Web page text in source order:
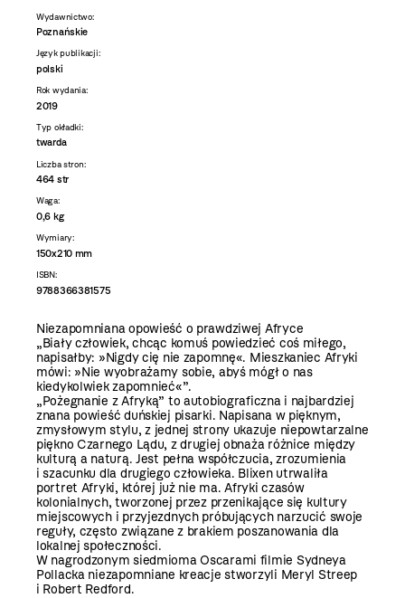
Wydawnictwo:
Poznańskie
Język publikacji:
polski
Rok wydania:
2019
Typ okładki:
twarda
Liczba stron:
464 str
Waga:
0,6 kg
Wymiary:
150x210 mm
ISBN:
9788366381575
Niezapomniana opowieść o prawdziwej Afryce
„Biały człowiek, chcąc komuś powiedzieć coś miłego,
napisałby: »Nigdy cię nie zapomnę«. Mieszkaniec Afryki
mówi: »Nie wyobrażamy sobie, abyś mógł o nas
kiedykolwiek zapomnieć«”.
„Pożegnanie z Afryką” to autobiograficzna i najbardziej
znana powieść duńskiej pisarki. Napisana w pięknym,
zmysłowym stylu, z jednej strony ukazuje niepowtarzalne
piękno Czarnego Lądu, z drugiej obnaża różnice między
kulturą a naturą. Jest pełna współczucia, zrozumienia
i szacunku dla drugiego człowieka. Blixen utrwaliła
portret Afryki, której już nie ma. Afryki czasów
kolonialnych, tworzonej przez przenikające się kultury
miejscowych i przyjezdnych próbujących narzucić swoje
reguły, często związane z brakiem poszanowania dla
lokalnej społeczności.
W nagrodzonym siedmioma Oscarami filmie Sydneya
Pollacka niezapomniane kreacje stworzyli Meryl Streep
i Robert Redford.